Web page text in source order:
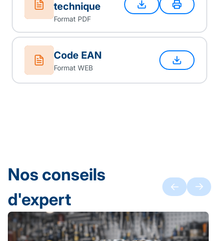
technique
Format PDF
Code EAN
Format WEB
Nos conseils
d'expert